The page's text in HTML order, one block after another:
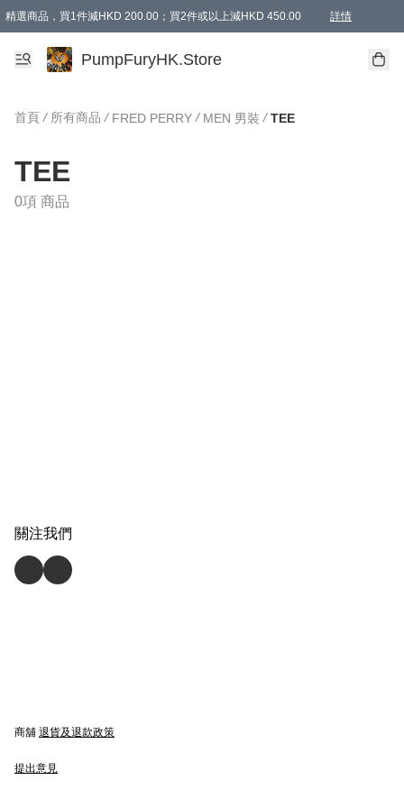
精選商品，買1件減HKD 200.00；買2件或以上減HKD 450.00 詳情
AAPE商品,會員專享9折或以上（按會員等級）AAPE products, members can
精選商品，任選買2件或以上減HKD 100.00
購物滿 HKD 800.00即享免運費優惠！（適用於 特定的送貨方式 )
PumpFuryHK.Store
首頁 / 所有商品 / FRED PERRY / MEN 男裝 / TEE
TEE
0項 商品
關注我們
商舖 退貨及退款政策
提出意見